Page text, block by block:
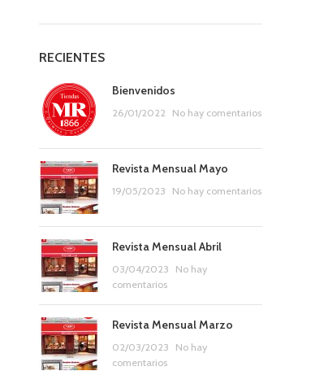
RECIENTES
Bienvenidos
26/01/2022 No hay comentarios
Revista Mensual Mayo
19/05/2023 No hay comentarios
Revista Mensual Abril
03/04/2023
No hay
comentarios
Revista Mensual Marzo
02/03/2023
No hay
comentarios